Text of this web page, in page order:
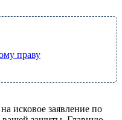
праву
исковое заявление по